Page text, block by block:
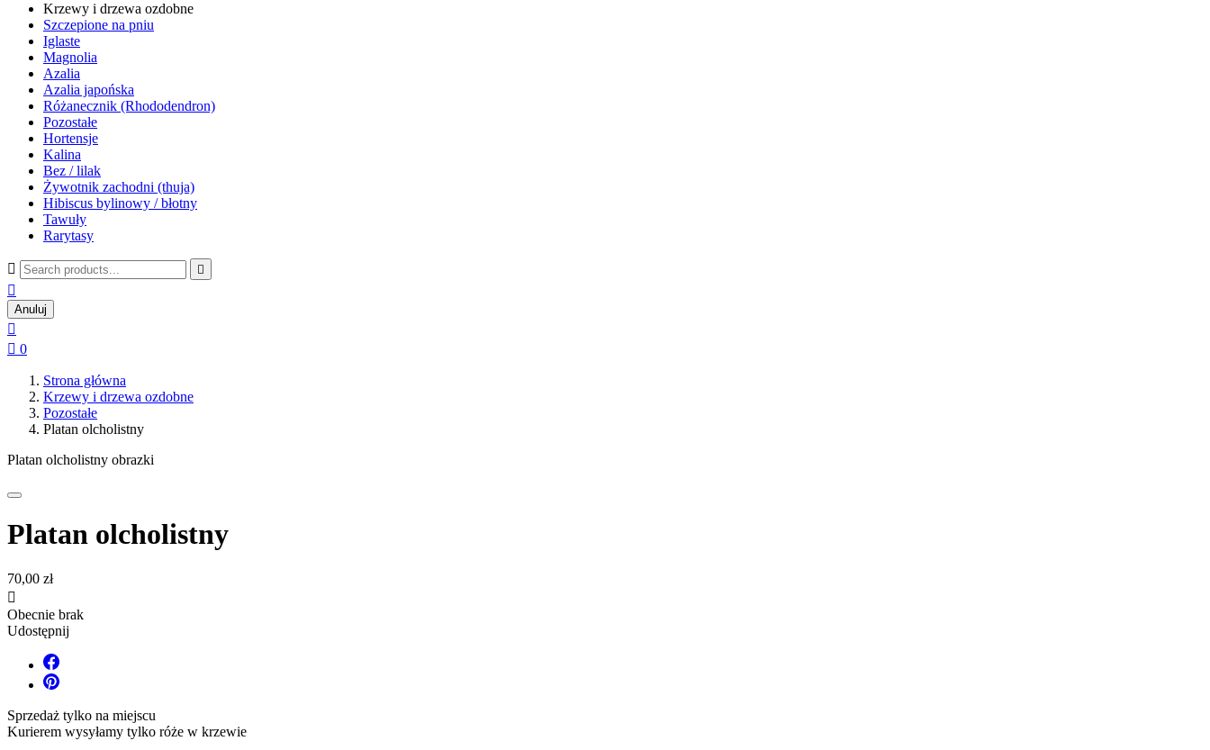
Krzewy i drzewa ozdobne
Szczepione na pniu
Iglaste
Magnolia
Azalia
Azalia japońska
Różanecznik (Rhododendron)
Pozostałe
Hortensje
Kalina
Bez / lilak
Żywotnik zachodni (thuja)
Hibiscus bylinowy / błotny
Tawuły
Rarytasy
 

Anuluj

 0
Strona główna
Krzewy i drzewa ozdobne
Pozostałe
Platan olcholistny
Platan olcholistny obrazki
Platan olcholistny
70,00 zł

Obecnie brak
Udostępnij
Sprzedaż tylko na miejscu
Kurierem wysyłamy tylko róże w krzewie